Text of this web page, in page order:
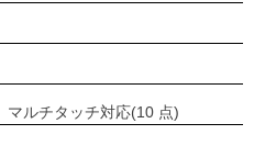
マルチタッチ対応(10 点)